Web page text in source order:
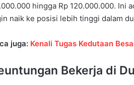
hingga Rp 120.000.000. Ini
naik ke posisi lebih tinggi dalam
juga: Kenali Tugas Kedutaan
Bekerja di